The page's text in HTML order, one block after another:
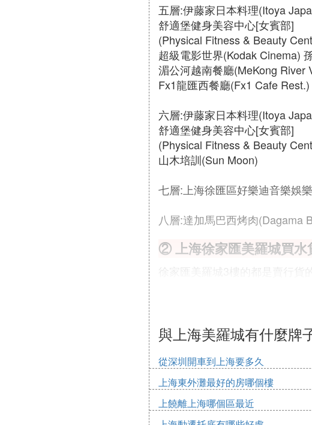
五層:伊藤家日本料理(Itoya
舒適堡健身美容中心[女賓部]
(Physical Fitness & Beauty
超級電影世界(Kodak Cinema)
湄公河越南餐廳(MeKong River
Fx1龍匯西餐廳(Fx1 Cafe Rest.)
六層:伊藤家日本料理(Itoya
舒適堡健身美容中心[女賓部]
(Physical Fitness & Beauty
山木培訓(Sun Moon)
七層:上海徐匯區好樂迪音樂娛
八層:達加馬巴西烤肉(Dagama
② 上海徐家匯美羅城買水
徐家匯美羅城3樓的都是賣行
議還是買行貨比較好，他們的
很多城市都有美羅城，以下是
美羅城地下有個大時代，
城出來還有東方既白；
港匯廣場後邊道路有很多
天鑰橋路一條街都是吃飯
與上海美羅城有什麼牌
從深圳開車到上海要多久
上海東外灘最好的房哪個樓
上饒離上海哪個區最近